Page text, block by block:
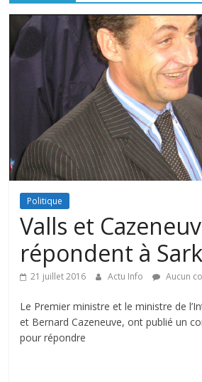
infos
ActuInfos
!
Politique
Valls et
répondent à
21 juillet 2016 Actu Info Aucun
Le Premier ministre et le ministre de
et Bernard Cazeneuve, ont publié un
pour répondre